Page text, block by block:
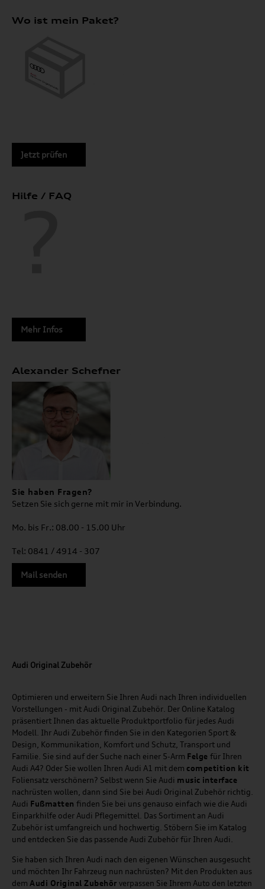
Wo ist mein Paket?
Jetzt prüfen
Hilfe / FAQ
Mehr Infos
Alexander Schefner
Sie haben Fragen?
Setzen Sie sich gerne mit mir in Verbindung.
Mo. bis Fr.: 08.00 - 15.00 Uhr
Tel: 0841 / 4914 - 307
Mail senden
Audi Original Zubehör
Optimieren und erweitern Sie Ihren Audi nach Ihren individuellen
Vorstellungen - mit Audi Original Zubehör. Der Online Katalog
präsentiert Ihnen das aktuelle Produktportfolio für jedes Audi
Modell. Ihr Audi Zubehör finden Sie in den Kategorien Sport &
Design, Kommunikation, Komfort und Schutz, Transport und
Familie. Sie sind auf der Suche nach einer 5-Arm Felge für Ihren
Audi A4? Oder Sie wollen Ihren Audi A1 mit dem competition kit
Foliensatz verschönern? Selbst wenn Sie Audi music interface
nachrüsten wollen, dann sind Sie bei Audi Original Zubehör richtig.
Audi Fußmatten finden Sie bei uns genauso einfach wie die Audi
Einparkhilfe oder Audi Pflegemittel. Das Sortiment an Audi
Zubehör ist umfangreich und hochwertig. Stöbern Sie im Katalog
und entdecken Sie das passende Audi Zubehör für Ihren Audi.
Sie haben sich Ihren Audi nach den eigenen Wünschen ausgesucht
und möchten Ihr Fahrzeug nun nachrüsten? Mit den Produkten aus
dem Audi Original Zubehör verpassen Sie Ihrem Auto den letzten